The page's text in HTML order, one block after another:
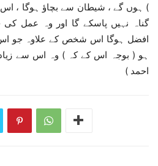
) ہوں گے ، شیطان سے بچاؤ ہوگا ،
گناہ نہیں پاسکے گا اور وہ عمل
افضل ہوگا اس شخص کے علاوہ جو اس
ہو ( بوجہ اس کے کہ ) وہ اس سے
احمد )